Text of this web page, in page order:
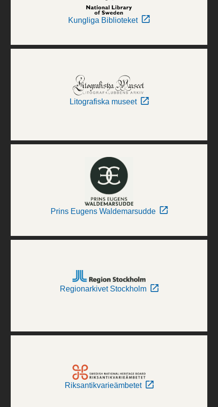
Kungliga Biblioteket
Litografiska museet
Prins Eugens Waldemarsudde
Regionarkivet Stockholm
Riksantikvarieämbetet